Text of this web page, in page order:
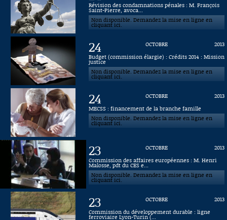
RECHERCHE
AIDE À LA DÉCOUPE
DE VIDÉOS
Commissions
Présidence
Évènements
Connaissance, Histoire
Révision des condamnations pénales : M. François
Saint-Pierre, avoca...
Non disponible. Demandez la mise en ligne en
cliquant ici.
24 OCTOBRE
2013
Budget (commission élargie) : Crédits 2014 : Mission
justice
Non disponible. Demandez la mise en ligne en
cliquant ici.
24 OCTOBRE
2013
MECSS : financement de la branche famille
Non disponible. Demandez la mise en ligne en
cliquant ici.
23 OCTOBRE
2013
Commission des affaires européennes : M. Henri
Malosse, pdt du CES e...
Non disponible. Demandez la mise en ligne en
cliquant ici.
23 OCTOBRE
2013
Commission du développement durable : ligne
ferroviaire Lyon-Turin (...